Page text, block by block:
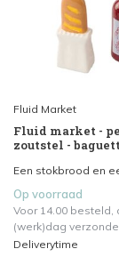
Fluid Market
Fluid market -
zoutstel -
Een stokbrood en
Op voorraad
Voor 14.00 besteld,
(werk)dag
Deliverytime